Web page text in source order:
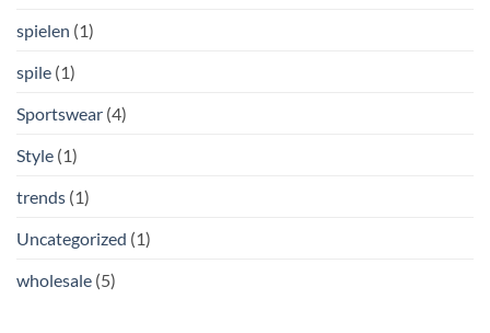
spielen (1)
spile (1)
Sportswear (4)
Style (1)
trends (1)
Uncategorized (1)
wholesale (5)